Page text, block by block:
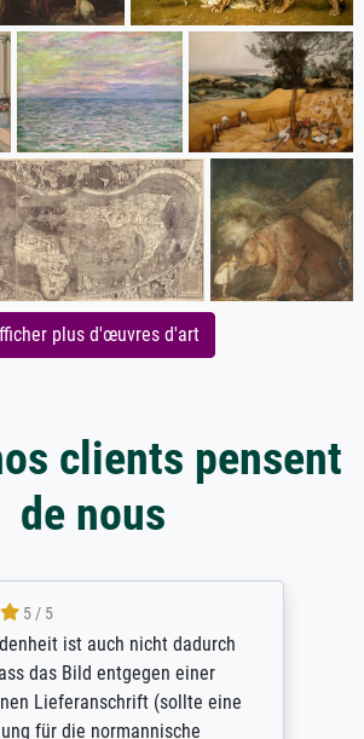
plus d'œuvres d'art
clients pensent
de nous
5 / 5
ist auch nicht dadurch
das Bild entgegen einer
Lieferanschrift (sollte eine
für die normannische